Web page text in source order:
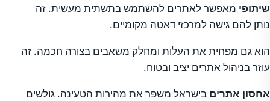
שיתופי מאפשר לאתרים להשתמש בתשתית מעשית. זה
נותן להם גישה למרכזי דאטה מקומיים.
הוא גם מפחית את העלות ומחלק משאבים בצורה חכמה. זה
עוזר בניהול אתרים יציב ובטוח.
אחסון אתרים בישראל משפר את מהירות הטעינה. גולשים